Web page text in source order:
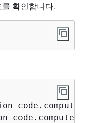
확인합니다.